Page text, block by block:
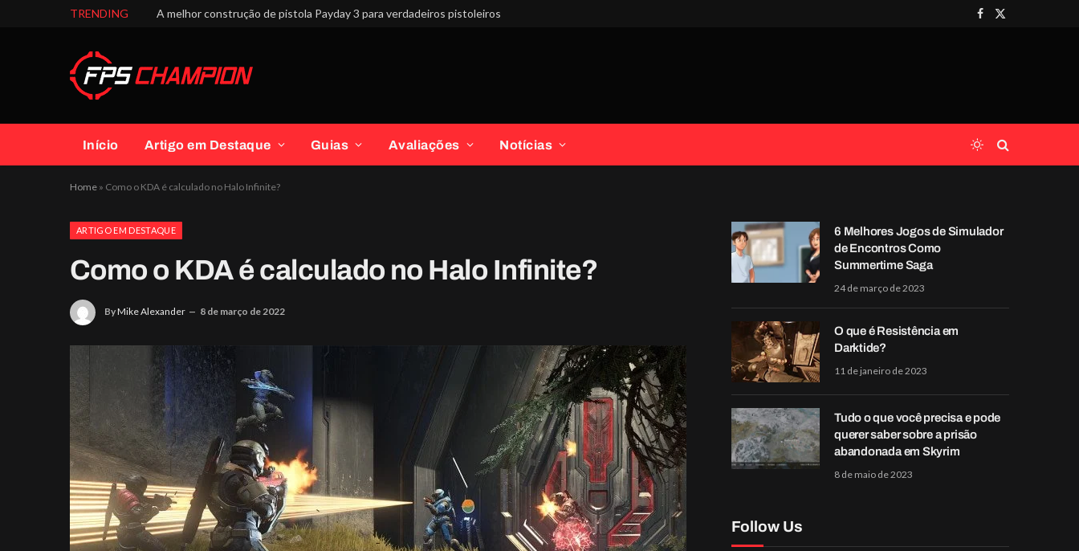
TRENDING A melhor construção de pistola Payday 3 para verdadeiros pistoleiros
Facebook
X
Início Artigo em Destaque Guias Avaliações Notícias
Home » Como o KDA é calculado no Halo Infinite?
ARTIGO EM DESTAQUE
Como o KDA é calculado no Halo Infinite?
ByMike Alexander 8 de março de 2022
6 Melhores Jogos de Simulador
de Encontros Como
Summertime Saga
24 de março de 2023
O que é Resistência em
Darktide?
11 de janeiro de 2023
Tudo o que você precisa e pode
querer saber sobre a prisão
abandonada em Skyrim
8 de maio de 2023
Follow Us